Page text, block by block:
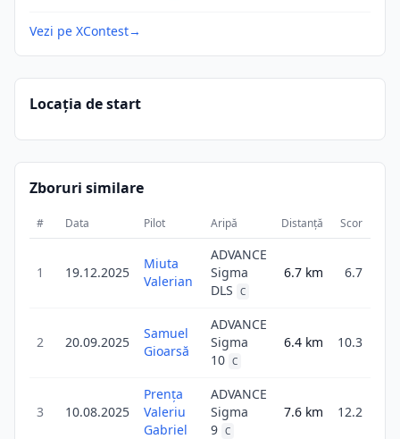
Vezi pe XContest→
Locația de start
Zboruri similare
# Data Pilot Aripă Distanță Scor
1 19.12.2025
Miuta
Valerian
ADVANCE
Sigma
DLS
C
6.7 km 6.7
2 20.09.2025
Samuel
Gioarsă
ADVANCE
Sigma
10 C
6.4 km 10.3
3 10.08.2025
Prența
Valeriu
Gabriel
ADVANCE
Sigma
9 C
7.6 km 12.2